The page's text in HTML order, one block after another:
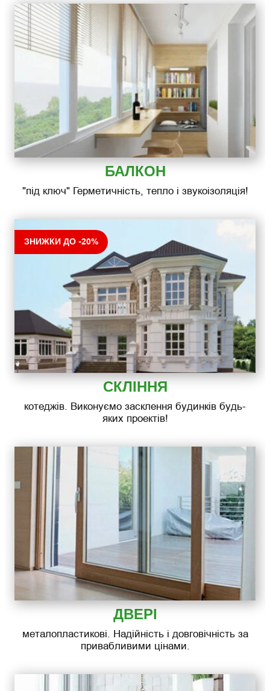
БАЛКОН
"під ключ" Герметичність, тепло і звукоізоляція!
ЗНИЖКИ ДО -20%
СКЛІННЯ
котеджів. Виконуємо засклення будинків будь-
яких проектів!
ДВЕРІ
металопластикові. Надійність і довговічність за
привабливими цінами.